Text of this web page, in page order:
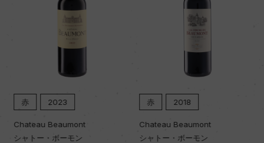
赤 2023
Chateau Beaumont
シャトー・ボーモン
赤 2018
Chateau Beaumont
シャトー・ボーモン